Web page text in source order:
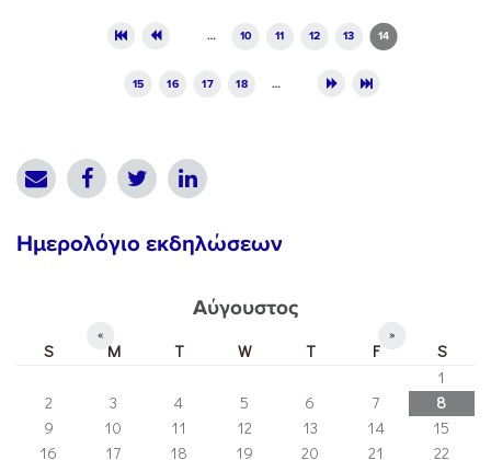
… 10 11 12 13 14
15 16 17 18 …
Ημερολόγιο εκδηλώσεων
Αύγουστος
« »
S M T W T F
S
1
2
3 4 5 6 7
8
9
10 11 12 13 14
15
16
17 18 19 20 21
22